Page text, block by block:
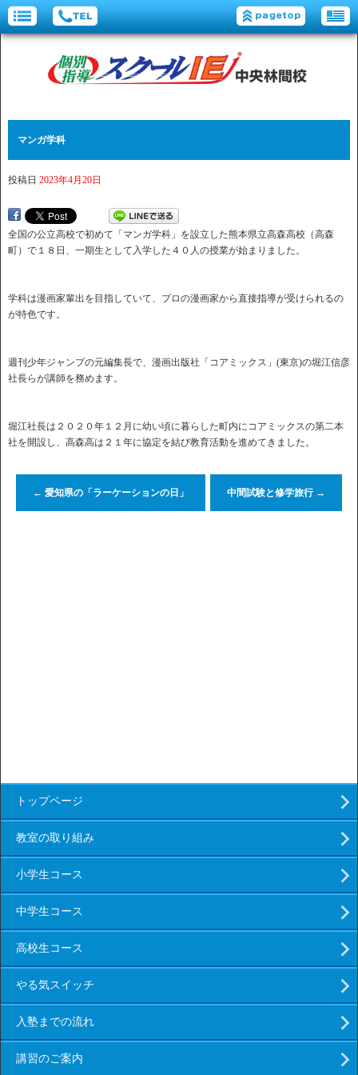
マンガ学科
投稿日 2023年4月20日
全国の公立高校で初めて「マンガ学科」を設立した熊本県立高森高校（高森
町）で１８日、一期生として入学した４０人の授業が始まりました。
学科は漫画家輩出を目指していて、プロの漫画家から直接指導が受けられるの
が特色です。
週刊少年ジャンプの元編集長で、漫画出版社「コアミックス」(東京)の堀江信彦
社長らが講師を務めます。
堀江社長は２０２０年１２月に幼い頃に暮らした町内にコアミックスの第二本
社を開設し、高森高は２１年に協定を結び教育活動を進めてきました。
← 愛知県の「ラーケーションの日」 中間試験と修学旅行 →
トップページ
教室の取り組み
小学生コース
中学生コース
高校生コース
やる気スイッチ
入塾までの流れ
講習のご案内